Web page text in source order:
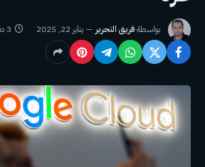
بواسطةفريق التحرير يناير 22, 2025 3 دقائق